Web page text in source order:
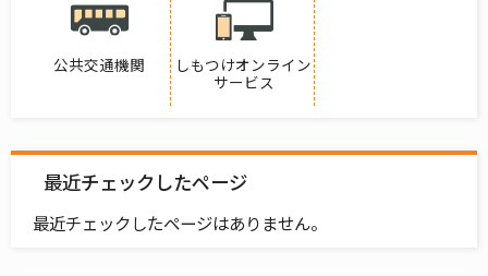
公共交通機関
しもつけオンライン
サービス
最近チェックしたページ
最近チェックしたページはありません。